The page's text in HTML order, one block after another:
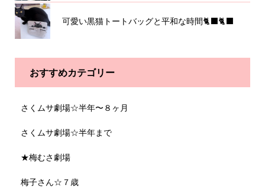
可愛い黒猫トートバッグと平和な時間🐈‍⬛🐈‍⬛
おすすめカテゴリー
さくムサ劇場☆半年〜８ヶ月
さくムサ劇場☆半年まで
★梅むさ劇場
梅子さん☆７歳